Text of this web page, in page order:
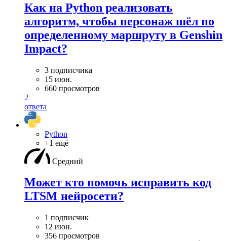
Как на Python реализовать
алгоритм, чтобы персонаж шёл по
определенному маршруту в Genshin
Impact?
3 подписчика
15 июн.
660 просмотров
2
ответа
Python
+1 ещё
Средний
Может кто помочь исправить код
LTSM нейросети?
1 подписчик
12 июн.
356 просмотров